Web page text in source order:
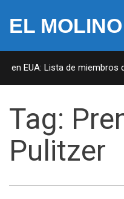
EL
EUA: Lista de miembros
Tag:
Pulitzer